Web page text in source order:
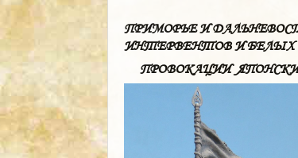
ПРИМОРЬЕ И
ИНТЕРВЕНТОВ И БЕЛЫХ
ПРОВОКАЦИИ